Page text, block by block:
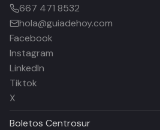
667 471 8532
hola@guiadehoy.com
Facebook
Instagram
LinkedIn
Tiktok
X
Boletos Centrosur